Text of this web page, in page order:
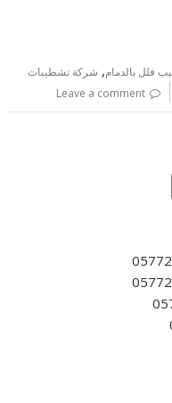
فلل بالدمام, شركة تشطيبات
Leave a comment